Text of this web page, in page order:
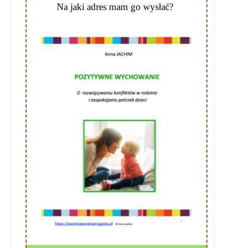
Na jaki adres mam go wysłać?